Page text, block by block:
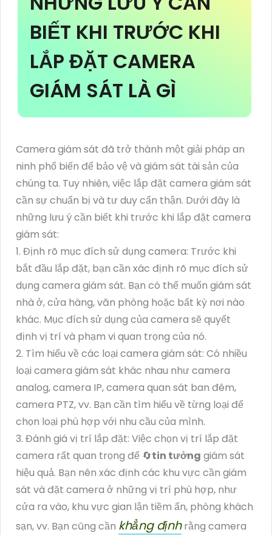
BIẾT KHI TRƯỚC KHI
LẮP ĐẶT CAMERA
GIÁM SÁT LÀ GÌ
Camera giám sát đã trở thành một giải pháp an
ninh phổ biến để bảo vệ và giám sát tài sản của
chúng ta. Tuy nhiên, việc lắp đặt camera giám sát
cần sự chuẩn bị và tư duy cẩn thận. Dưới đây là
những lưu ý cần biết khi trước khi lắp đặt camera
giám sát:
1. Định rõ mục đích sử dụng camera: Trước khi
bắt đầu lắp đặt, bạn cần xác định rõ mục đích sử
dụng camera giám sát. Bạn có thể muốn giám sát
nhà ở, cửa hàng, văn phòng hoặc bất kỳ nơi nào
khác. Mục đích sử dụng của camera sẽ quyết
định vị trí và phạm vi quan trọng của nó.
2. Tìm hiểu về các loại camera giám sát: Có nhiều
loại camera giám sát khác nhau như camera
analog, camera IP, camera quan sát ban đêm,
camera PTZ, vv. Bạn cần tìm hiểu về từng loại để
chọn loại phù hợp với nhu cầu của mình.
3. Đánh giá vị trí lắp đặt: Việc chọn vị trí lắp đặt
camera rất quan trọng để 🔄tin tưởng giám sát
hiệu quả. Bạn nên xác định các khu vực cần giám
sát và đặt camera ở những vị trí phù hợp, như
cửa ra vào, khu vực gian lận tiềm ẩn, phòng khách
sạn, vv. Bạn cũng cần khẳng địnhrằng camera